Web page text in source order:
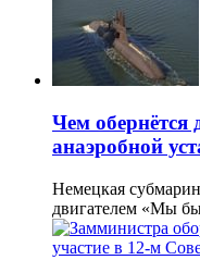
Чем обернётся
анаэробной
Немецкая
двигателем «Мы